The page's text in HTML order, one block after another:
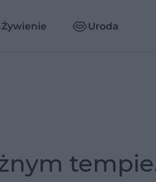
Żywienie Uroda